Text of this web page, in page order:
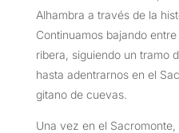
Alhambra a través de la
Continuamos bajando
ribera, siguiendo un tramo
hasta adentrarnos en el
gitano de cuevas.
Una vez en el